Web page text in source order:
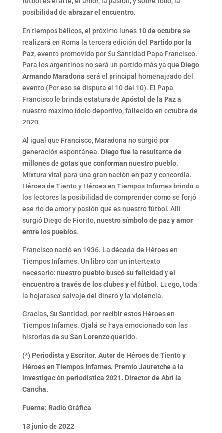
posibilidad de abrazar el encuentro.
En tiempos bélicos, el próximo lunes 10 de octubrese
realizará en Roma la tercera edición del Partido por la
Paz, evento promovido por Su Santidad Papa Francisco.
Para los argentinos no será un partido más ya que Diego
Armando Maradona será el principal homenajeado del
evento (Por eso se disputa el 10 del 10). El Papa
Francisco le brinda estatura de Apóstol de la Paza
nuestro máximo ídolo deportivo, fallecido en octubre de
2020.
Al igual que Francisco, Maradona no surgió por
generación espontánea. Diego fue la resultante de
millones de gotas que conforman nuestro pueblo.
Mixtura vital para una gran nación en paz y concordia.
Héroes de Tiento y Héroes en Tiempos Infames brinda a
los lectores la posibilidad de comprender como se forjó
ese río de amor y pasión que es nuestro fútbol. Allí
surgió Diego de Fiorito,nuestro símbolo de paz y amor
entre los pueblos.
Francisco nació en 1936. La década de Héroes en
Tiempos Infames. Un libro con un intertexto
necesario: nuestro pueblo buscó su felicidad y el
encuentro a través de los clubes y el fútbol . Luego, toda
la hojarasca salvaje del dinero y la violencia.
Gracias, Su Santidad, por recibir estos Héroes en
Tiempos Infames. Ojalá se haya emocionado con las
historias de su San Lorenzoquerido.
(*) Periodista y Escritor. Autor de Héroes de Tiento y
Héroes en Tiempos Infames. Premio Jauretche a la
investigación periodística 2021. Director de Abrí la
Cancha.
Fuente: Radio Gráfica
13 junio de 2022